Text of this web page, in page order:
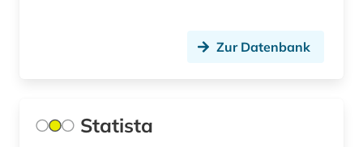
einkommen (4)
Zur Datenbank
Statista